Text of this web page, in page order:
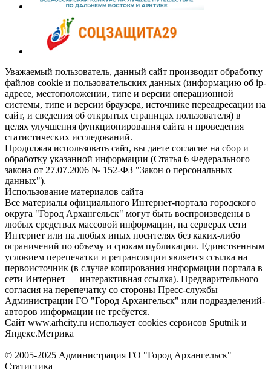
Уважаемый пользователь, данный сайт производит обработку
файлов cookie и пользовательских данных (информацию об ip-
адресе, местоположении, типе и версии операционной
системы, типе и версии браузера, источнике переадресации на
сайт, и сведения об открытых страницах пользователя) в
целях улучшения функционирования сайта и проведения
статистических исследований.
Продолжая использовать сайт, вы даете согласие на сбор и
обработку указанной информации (Статья 6 Федерального
закона от 27.07.2006 № 152-ФЗ "Закон о персональных
данных").
Использование материалов сайта
Все материалы официального Интернет-портала городского
округа "Город Архангельск" могут быть воспроизведены в
любых средствах массовой информации, на серверах сети
Интернет или на любых иных носителях без каких-либо
ограничений по объему и срокам публикации. Единственным
условием перепечатки и ретрансляции является ссылка на
первоисточник (в случае копирования информации портала в
сети Интернет — интерактивная ссылка). Предварительного
согласия на перепечатку со стороны Пресс-службы
Администрации ГО "Город Архангельск" или подразделений-
авторов информации не требуется.
Сайт www.arhcity.ru использует cookies сервисов Sputnik и
Яндекс.Метрика
© 2005-2025 Администрация ГО "Город Архангельск"
Статистика